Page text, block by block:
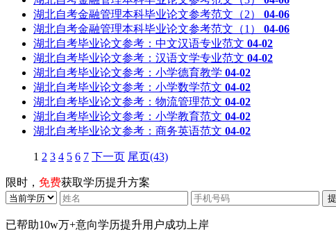
湖北自考金融管理本科毕业论文参考范文（2）
04-06
湖北自考金融管理本科毕业论文参考范文（1）
04-06
湖北自考毕业论文参考：中文汉语专业范文 04-02
湖北自考毕业论文参考：汉语文学专业范文 04-02
湖北自考毕业论文参考：小学德育教学 04-02
湖北自考毕业论文参考：小学数学范文 04-02
湖北自考毕业论文参考：物流管理范文 04-02
湖北自考毕业论文参考：小学教育范文 04-02
湖北自考毕业论文参考：商务英语范文 04-02
1 2 3 4 5 6 7 下一页 尾页(43)
限时， 免费获取学历提升方案
已帮助10w万+意向学历提升用户成功上岸